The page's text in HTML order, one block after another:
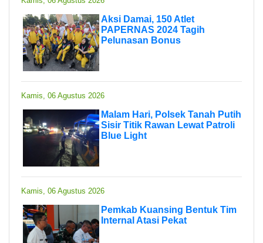
Aksi Damai, 150 Atlet
PAPERNAS 2024 Tagih
Pelunasan Bonus
Kamis, 06 Agustus 2026
Malam Hari, Polsek Tanah Putih
Sisir Titik Rawan Lewat Patroli
Blue Light
Kamis, 06 Agustus 2026
Pemkab Kuansing Bentuk Tim
Internal Atasi Pekat